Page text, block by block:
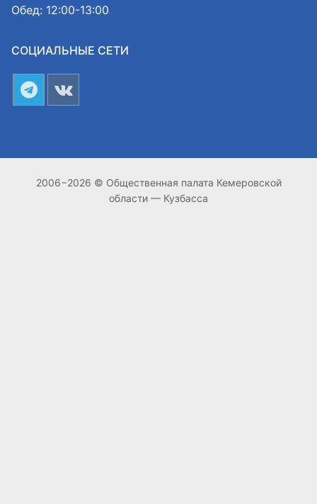
Обед: 12:00-13:00
СОЦИАЛЬНЫЕ СЕТИ
2006−2026 © Общественная палата Кемеровской
области — Кузбасса